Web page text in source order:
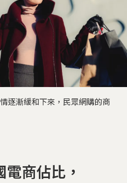
逐漸緩和下來，民眾網購的商
商佔比，